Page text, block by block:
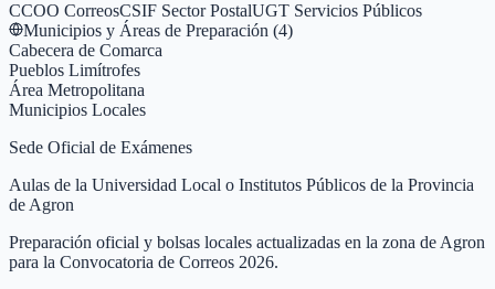
CCOO CorreosCSIF Sector PostalUGT Servicios Públicos
Municipios y Áreas de Preparación (4)
Cabecera de Comarca
Pueblos Limítrofes
Área Metropolitana
Municipios Locales
Sede Oficial de Exámenes
Aulas de la Universidad Local o Institutos Públicos de la Provincia
de Agron
Preparación oficial y bolsas locales actualizadas en la zona de Agron
para la Convocatoria de Correos 2026.